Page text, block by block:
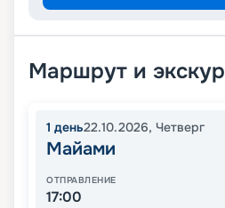
Маршрут и
1 день22.10.2026, Четверг
Майами
ОТПРАВЛЕНИЕ
17:00